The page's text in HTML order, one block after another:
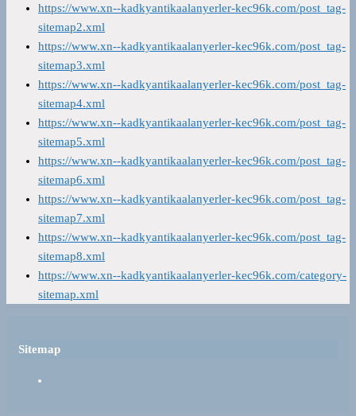
https://www.xn--kadkyantikaalanyerler-kec96k.com/post_tag-
sitemap2.xml
https://www.xn--kadkyantikaalanyerler-kec96k.com/post_tag-
sitemap3.xml
https://www.xn--kadkyantikaalanyerler-kec96k.com/post_tag-
sitemap4.xml
https://www.xn--kadkyantikaalanyerler-kec96k.com/post_tag-
sitemap5.xml
https://www.xn--kadkyantikaalanyerler-kec96k.com/post_tag-
sitemap6.xml
https://www.xn--kadkyantikaalanyerler-kec96k.com/post_tag-
sitemap7.xml
https://www.xn--kadkyantikaalanyerler-kec96k.com/post_tag-
sitemap8.xml
https://www.xn--kadkyantikaalanyerler-kec96k.com/category-
sitemap.xml
Sitemap